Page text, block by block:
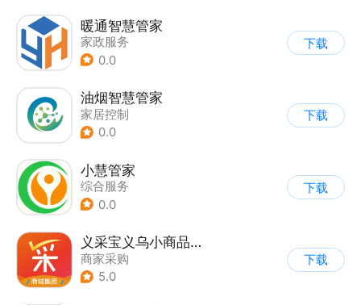
暖通智慧管家
家政服务
0.0
下载
油烟智慧管家
家居控制
0.0
下载
小慧管家
综合服务
0.0
下载
义采宝义乌小商品批发网
商家采购
5.0
下载